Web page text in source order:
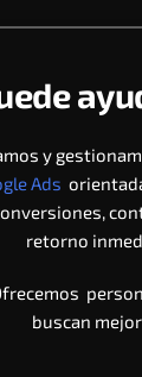
Ads
retorno
buscan